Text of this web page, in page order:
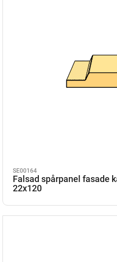
SE00164
Falsad spårpanel fasade
22x120